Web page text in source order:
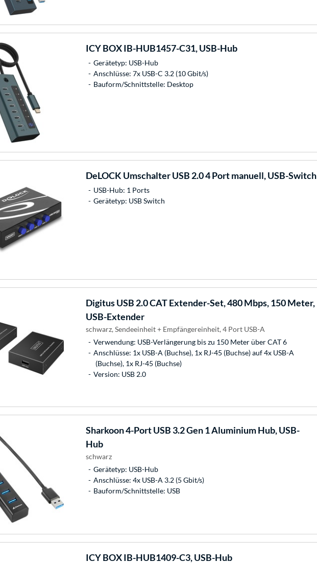
ICY BOXIB-HUB1457-C31, USB-Hub
Gerätetyp: USB-Hub
Anschlüsse: 7x USB-C 3.2 (10 Gbit/s)
Bauform/Schnittstelle: Desktop
DeLOCK Umschalter USB 2.0 4 Port manuell, USB-Switch
USB-Hub: 1 Ports
Gerätetyp: USB Switch
DigitusUSB 2.0 CAT Extender-Set, 480 Mbps, 150 Meter,
USB-Extender
schwarz, Sendeeinheit + Empfängereinheit, 4 Port USB-A
Verwendung: USB-Verlängerung bis zu 150 Meter über CAT 6
Anschlüsse: 1x USB-A (Buchse), 1x RJ-45 (Buchse) auf 4x USB-A
(Buchse), 1x RJ-45 (Buchse)
Version: USB 2.0
Sharkoon4-Port USB 3.2 Gen 1 Aluminium Hub, USB-
Hub
schwarz
Gerätetyp: USB-Hub
Anschlüsse: 4x USB-A 3.2 (5 Gbit/s)
Bauform/Schnittstelle: USB
ICY BOXIB-HUB1409-C3, USB-Hub